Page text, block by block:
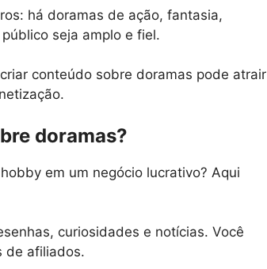
há doramas de ação, fantasia,
seja amplo e fiel.
conteúdo sobre doramas pode atrair
doramas?
em um negócio lucrativo? Aqui
curiosidades e notícias. Você
de afiliados.